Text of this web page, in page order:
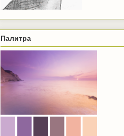
Палитра